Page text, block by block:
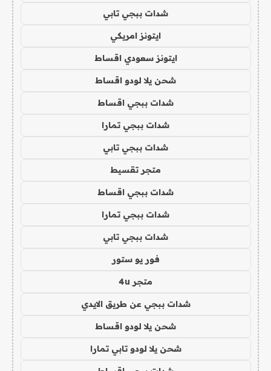
شدات ببجي تابي
ايتونز امريكي
ايتونز سعودي اقساط
شحن يلا لودو اقساط
شدات ببجي اقساط
شدات ببجي تمارا
شدات ببجي تابي
متجر تقسيط
شدات ببجي اقساط
شدات ببجي تمارا
شدات ببجي تابي
فور يو ستور
متجر 4u
شدات ببجي عن طريق الايدي
شحن يلا لودو اقساط
شحن يلا لودو تابي تمارا